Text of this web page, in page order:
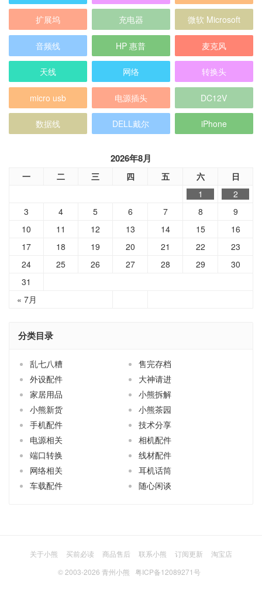
扩展坞 充电器 微软 Microsoft
音频线 HP 惠普 麦克风
天线 网络 转换头
micro usb 电源插头 DC12V
数据线 DELL戴尔 iPhone
2026年8月
一 二 三 四 五 六 日
« 7月
1
2
3
4 5 6 7 8
9
10
11 12 13 14 15
16
17
18 19 20 21 22
23
24
25 26 27 28 29
30
31
分类目录
乱七八糟
售完存档
外设配件
大神请进
家居用品
小熊拆解
小熊新货
小熊茶园
手机配件
技术分享
电源相关
相机配件
端口转换
线材配件
网络相关
耳机话筒
车载配件
随心闲谈
关于小熊 买前必读 商品售后 联系小熊 订阅更新
淘宝店
© 2003-2026 青州小熊 粤ICP备12089271号